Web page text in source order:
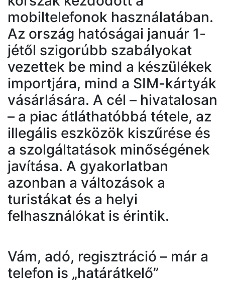
mobiltelefonok használatában.
Az ország hatóságai január 1-
jétől szigorúbb szabályokat
vezettek be mind a készülékek
importjára, mind a SIM-kártyák
vásárlására. A cél – hivatalosan
– a piac átláthatóbbá tétele, az
illegális eszközök kiszűrése és
a szolgáltatások minőségének
javítása. A gyakorlatban
azonban a változások a
turistákat és a helyi
felhasználókat is érintik.
Vám, adó, regisztráció – már a
telefon is „határátkelő”